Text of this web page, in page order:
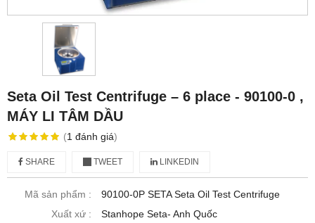
Seta Oil Test Centrifuge – 6 place - 90100-0 ,
MÁY LI TÂM DẦU
(1 đánh giá)
SHARE TWEET LINKEDIN
Mã sản phẩm :
90100-0P SETA Seta Oil Test Centrifuge
Xuất xứ :
Stanhope Seta- Anh Quốc